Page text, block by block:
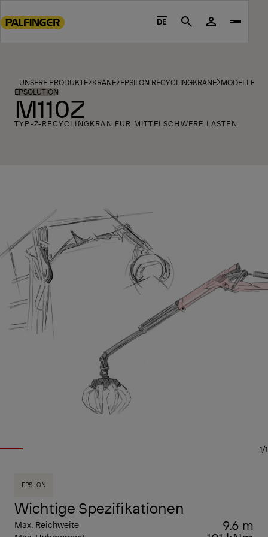
to
footer
content
DE Search
UNSERE PRODUKTE KRANE EPSILON RECYCLINGKRANE MODELLE
EPSOLUTION
M110Z
TYP-Z-RECYCLINGKRAN FÜR MITTELSCHWERE LASTEN
1/1
EPSILON
Wichtige Spezifikationen
Max. Reichweite 9.6 m